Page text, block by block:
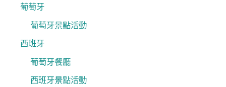
葡萄牙
葡萄牙景點活動
西班牙
葡萄牙餐廳
西班牙景點活動